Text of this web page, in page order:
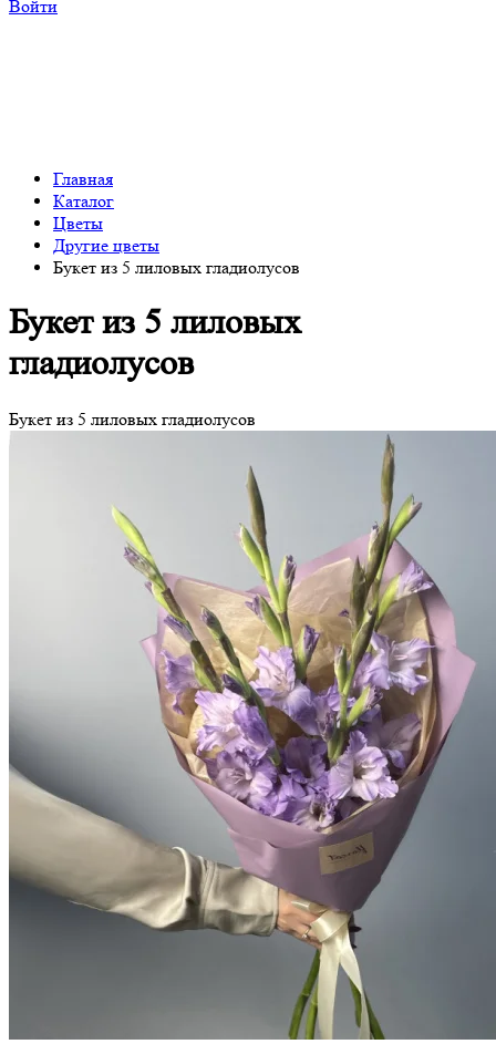
Войти
Главная
Каталог
Цветы
Другие цветы
Букет из 5 лиловых гладиолусов
Букет из 5 лиловых
гладиолусов
Букет из 5 лиловых гладиолусов